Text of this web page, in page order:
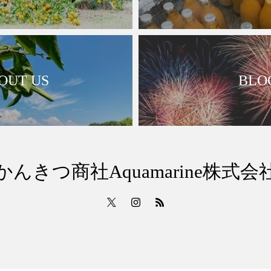
US
んきつ商社Aquamarine株式会